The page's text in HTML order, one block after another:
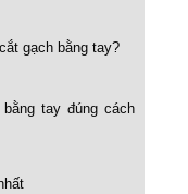
gạch bằng tay?
tay đúng cách